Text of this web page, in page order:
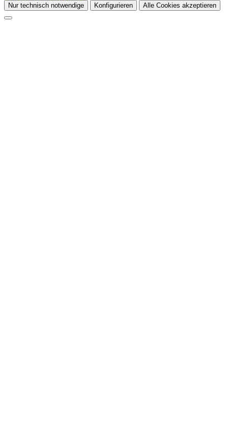
Nur technisch notwendige Konfigurieren Alle Cookies akzeptieren